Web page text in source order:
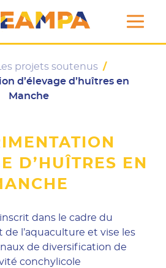
Les projets soutenus /
d’élevage d’huîtres en
Manche
D’HUÎTRES EN
dans le cadre du
l’aquaculture et vise les
de diversification de
conchylicole